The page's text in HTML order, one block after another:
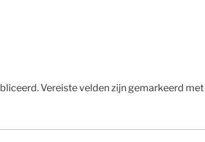
Vereiste velden zijn gemarkeerd met